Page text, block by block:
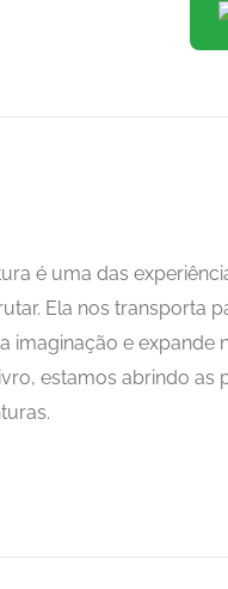
é uma das
Ela nos transporta
imaginação e expande
estamos abrindo as